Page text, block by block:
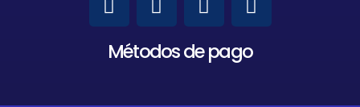
Métodos de pago